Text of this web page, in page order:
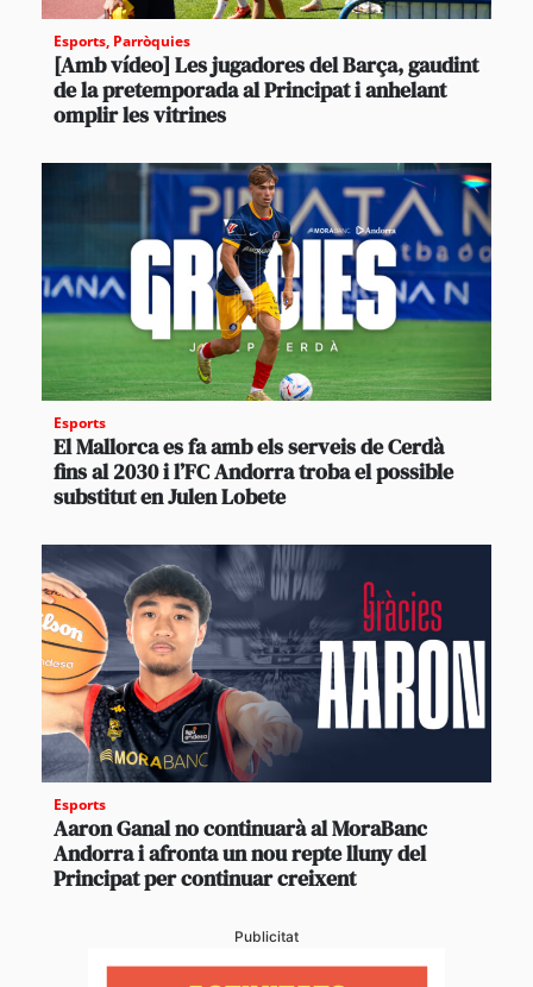
Esports, Parròquies
[Amb vídeo] Les jugadores del Barça, gaudint
de la pretemporada al Principat i anhelant
omplir les vitrines
Esports
El Mallorca es fa amb els serveis de Cerdà
fins al 2030 i l’FC Andorra troba el possible
substitut en Julen Lobete
Esports
Aaron Ganal no continuarà al MoraBanc
Andorra i afronta un nou repte lluny del
Principat per continuar creixent
Publicitat